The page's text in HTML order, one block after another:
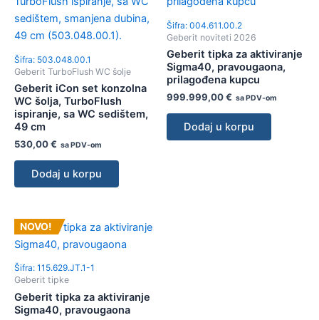
Šifra: 503.048.00.1
Geberit TurboFlush WC šolje
Geberit iCon set konzolna
WC šolja, TurboFlush
ispiranje, sa WC sedištem,
49 cm
530,00€ sa PDV-om
Dodaj u korpu
Šifra: 004.611.00.2
Geberit noviteti 2026
Geberit tipka za aktiviranje
Sigma40, pravougaona,
prilagođena kupcu
999.999,00€ sa PDV-om
Dodaj u korpu
NOVO!
Šifra: 115.629.JT.1-1
Geberit tipke
Geberit tipka za aktiviranje
Sigma40, pravougaona